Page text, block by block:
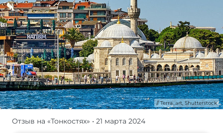
Terra_art, Shutterstock
Уточню
Отзыв на «Тонкостях» • 21 марта 2024